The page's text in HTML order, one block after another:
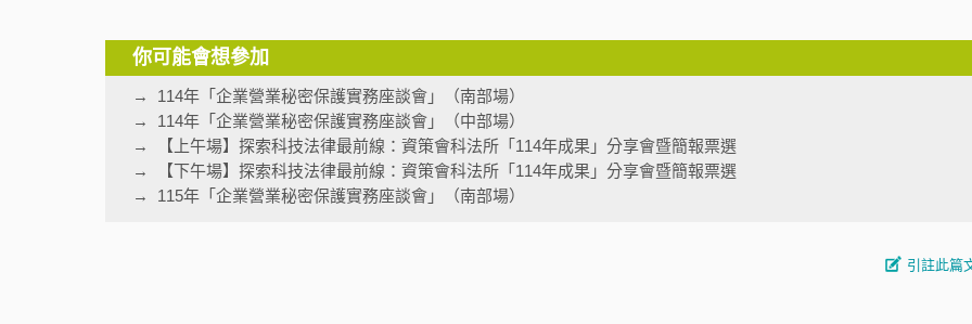
你可能會想參加
114年「企業營業秘密保護實務座談會」（南部場）
114年「企業營業秘密保護實務座談會」（中部場）
【上午場】探索科技法律最前線：資策會科法所「114年成果」分享會暨簡報票選
【下午場】探索科技法律最前線：資策會科法所「114年成果」分享會暨簡報票選
115年「企業營業秘密保護實務座談會」（南部場）
引註此篇